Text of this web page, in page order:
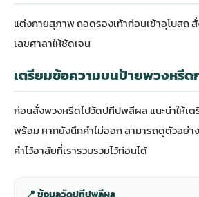
แต่งกายสุภาพ ถอดรองเท้าก่อนเข้าอุโบสถ
เลขศาลาให้ชัดเจน
เตรียมข้อความบนป้ายพวงหรี
ก่อนสั่งพวงหรีดไปวัดปทีปพลีผล แนะนำให้เต
พร้อม หากยังนึกคำไม่ออก สามารถดูตัวอย่า
คำไว้อาลัยที่เรารวบรวมไว้ก่อนได้